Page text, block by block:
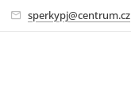
sperkypj@centrum.cz